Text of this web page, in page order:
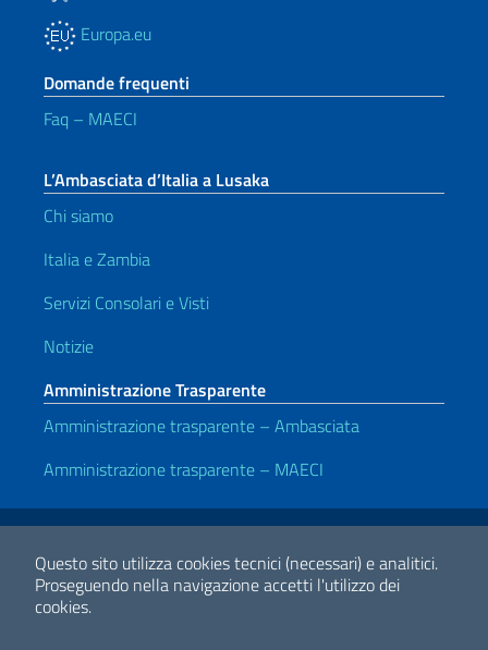
Questo sito utilizza cookies tecnici (necessari) e analitici.
Proseguendo nella navigazione accetti l'utilizzo dei
cookies.
Europa.eu
Domande frequenti
Faq – MAECI
L’Ambasciata d’Italia a Lusaka
Chi siamo
Italia e Zambia
Servizi Consolari e Visti
Notizie
Amministrazione Trasparente
Amministrazione trasparente – Ambasciata
Amministrazione trasparente – MAECI
Link Utili